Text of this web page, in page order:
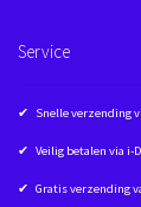
Service
✔ Snelle verzending
✔ Veilig betalen via i-
✔ Gratis verzending